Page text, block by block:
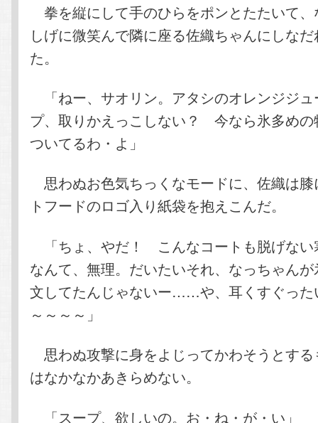
拳を縦にして手のひらをポンとたたいて
しげに微笑んで隣に座る佐織ちゃんにしな
た。
「ねー、サオリン。アタシのオレンジジ
プ、取りかえっこしない？ 今なら氷多めの
ついてるわ・よ」
思わぬお色気ちっくなモードに、佐織は
トフードのロゴ入り紙袋を抱えこんだ。
「ちょ、やだ！ こんなコートも脱げない
なんて、無理。だいたいそれ、なっちゃん
文してたんじゃないー……や、耳くすぐった
～～～～」
思わぬ攻撃に身をよじってかわそうとす
はなかなかあきらめない。
「スープ、欲しいの。お・ね・が・い」